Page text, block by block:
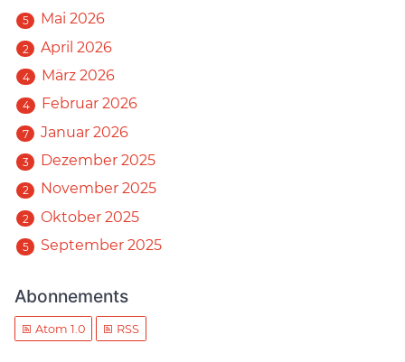
5 Mai 2026
2 April 2026
4 März 2026
4 Februar 2026
7 Januar 2026
3 Dezember 2025
2 November 2025
2 Oktober 2025
5 September 2025
Abonnements
Atom 1.0 RSS